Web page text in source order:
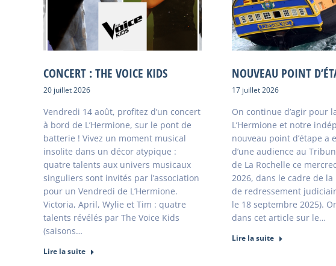
CONCERT : THE VOICE KIDS
20 juillet 2026
Vendredi 14 août, profitez d’un concert
à bord de L’Hermione, sur le pont de
batterie ! Vivez un moment musical
insolite dans un décor atypique :
quatre talents aux univers musicaux
singuliers sont invités par l’association
pour un Vendredi de L’Hermione.
Victoria, April, Wylie et Tim : quatre
talents révélés par The Voice Kids
(saisons…
Lire la suite
NOUVEAU POINT
17 juillet 2026
On continue d’agir pour
L’Hermione et notre
nouveau point d’étape a
d’une audience au
de La Rochelle ce
2026, dans le cadre de
de redressement
le 18 septembre 2025).
dans cet article sur le…
Lire la suite